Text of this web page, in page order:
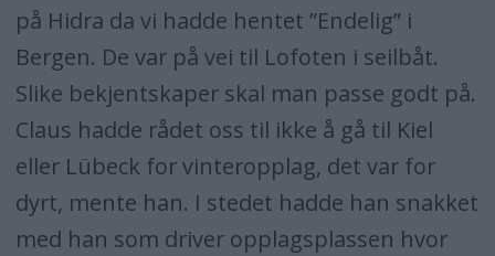
på Hidra da vi hadde hentet ”Endelig” i
Bergen. De var på vei til Lofoten i seilbåt.
Slike bekjentskaper skal man passe godt på.
Claus hadde rådet oss til ikke å gå til Kiel
eller Lübeck for vinteropplag, det var for
dyrt, mente han. I stedet hadde han snakket
med han som driver opplagsplassen hvor